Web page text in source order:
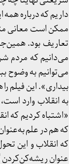
داریم که درباره
ممکن است معانی
تعاریف بود.
می‌دانیم که مردم
می‌توانیم به وضوح
بیداری». این فیلم
به انقلاب وارد
«اشتباه کردیم که
که هم در علم
که انقلاب و این
عنوان ریشه‌کن‌کردن